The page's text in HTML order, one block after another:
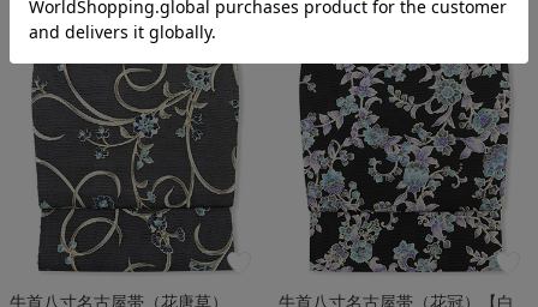
牛首八寸名古屋帯（花唐草）
牛首八寸名古屋帯（花冠）【白